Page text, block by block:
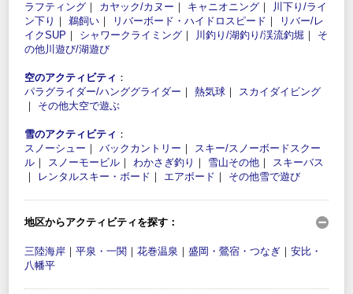
ラフティング ｜ カヤック/カヌー ｜ キャニオニング ｜
川下り/ライ
ン下り ｜ 鵜飼い ｜ リバーボード・ハイドロスピード ｜
リバー/レ
イクSUP ｜ シャワークライミング ｜ 川釣り/湖釣り/渓流釣堀 ｜ そ
の他川遊び/湖遊び
空のアクティビティ ：
パラグライダー/ハンググライダー ｜ 熱気球 ｜ スカイダイビング
｜ その他大空で遊ぶ
雪のアクティビティ ：
スノーシュー ｜ バックカントリー ｜ スキー/スノーボードスクー
ル ｜ スノーモービル ｜ わかさぎ釣り ｜ 雪山その他 ｜ スキーバス
｜
レンタルスキー・ボード ｜ エアボード ｜ その他雪で遊び
地区からアクティビティを探す：
三陸海岸 ｜ 平泉・一関 ｜ 花巻温泉 ｜ 盛岡・鶯宿・つなぎ ｜ 安比・
八幡平